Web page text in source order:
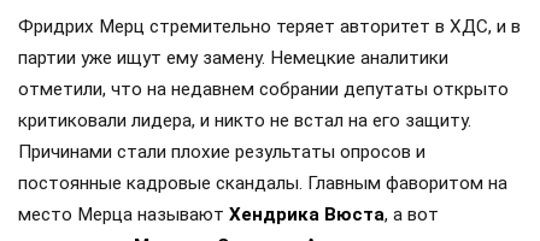
Фридрих Мерц стремительно теряет авторитет в ХДС, и в
партии уже ищут ему замену. Немецкие аналитики
отметили, что на недавнем собрании депутаты открыто
критиковали лидера, и никто не встал на его защиту.
Причинами стали плохие результаты опросов и
постоянные кадровые скандалы. Главным фаворитом на
место Мерца называют Хендрика Вюста, а вот